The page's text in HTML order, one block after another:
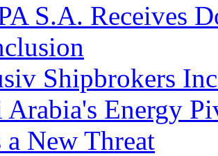
S.A. Receives